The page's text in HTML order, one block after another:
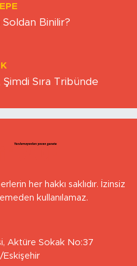
Binilir?
Sıra Tribünde
her hakkı saklıdır. İzinsiz
kullanılamaz.
Aktüre Sokak No:37
Eskişehir